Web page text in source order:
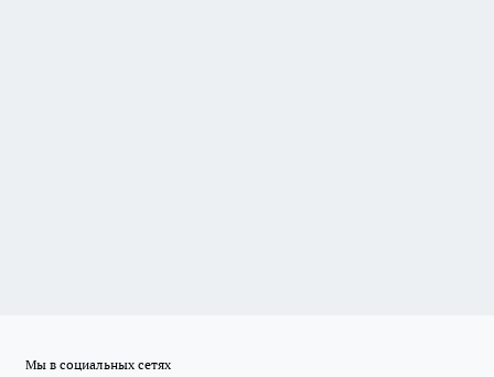
Мы в социальных сетях